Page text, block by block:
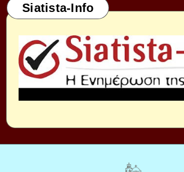
Siatista-Info